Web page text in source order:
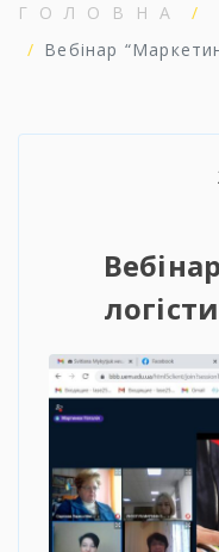
ГОЛОВНА
Вебінар